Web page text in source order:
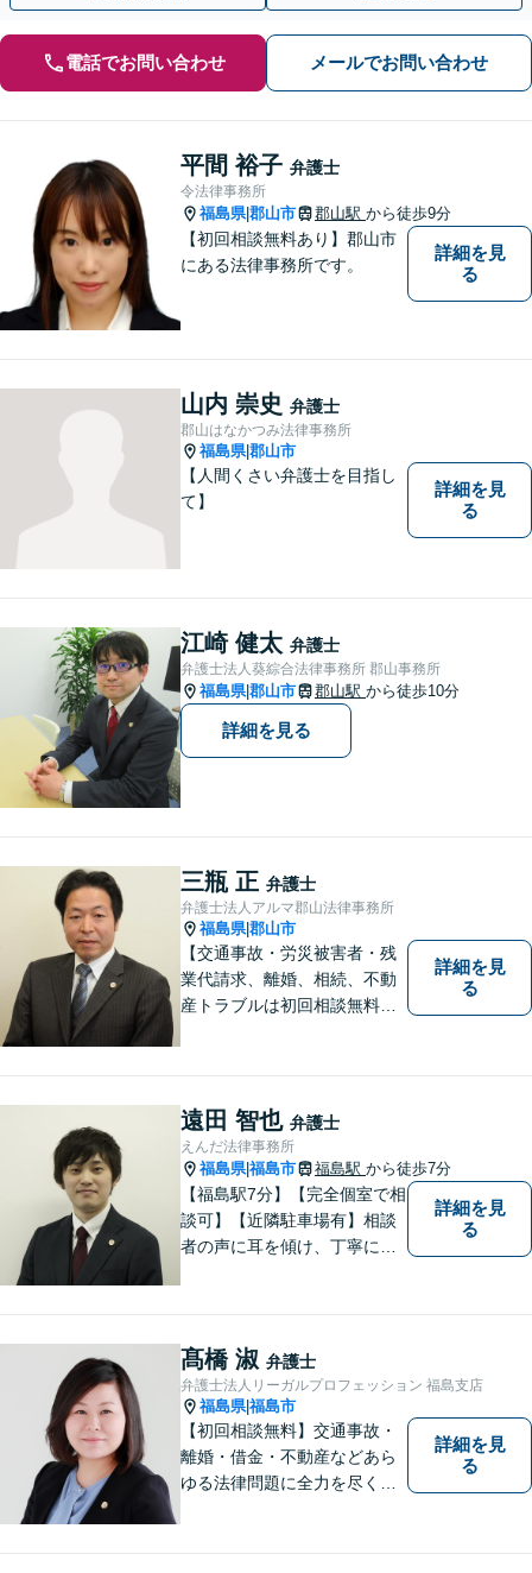
電話でお問い合わせ メールでお問い合わせ
平間 裕子 弁護士
令法律事務所
福島県|郡山市 郡山駅 から徒歩9分
【初回相談無料あり】郡山市
にある法律事務所です。
詳細を見
る
山内 崇史 弁護士
郡山はなかつみ法律事務所
福島県|郡山市
【人間くさい弁護士を目指し
て】
詳細を見
る
江崎 健太 弁護士
弁護士法人葵綜合法律事務所 郡山事務所
福島県|郡山市 郡山駅 から徒歩10分
詳細を見る
三瓶 正 弁護士
弁護士法人アルマ郡山法律事務所
福島県|郡山市
【交通事故・労災被害者・残
業代請求、離婚、相続、不動
産トラブルは初回相談無料】
は着手金0円です。【電話相談
も可能】
詳細を見
る
遠田 智也 弁護士
えんだ法律事務所
福島県|福島市 福島駅 から徒歩7分
【福島駅7分】【完全個室で相
談可】【近隣駐車場有】相談
者の声に耳を傾け、丁寧にわ
った」と思っていただけるよ
うに全力を尽くしていきま
す。
詳細を見
る
髙橋 淑 弁護士
弁護士法人リーガルプロフェッション 福島支店
福島県|福島市
【初回相談無料】交通事故・
離婚・借金・不動産などあら
ゆる法律問題に全力を尽くし
す。「弁護士は敷居が高い」
詳細を見
る